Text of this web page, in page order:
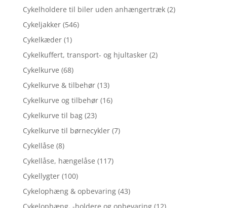
Cykelholdere til biler uden anhængertræk (2)
Cykeljakker (546)
Cykelkæder (1)
Cykelkuffert, transport- og hjultasker (2)
Cykelkurve (68)
Cykelkurve & tilbehør (13)
Cykelkurve og tilbehør (16)
Cykelkurve til bag (23)
Cykelkurve til børnecykler (7)
Cykellåse (8)
Cykellåse, hængelåse (117)
Cykellygter (100)
Cykelophæng & opbevaring (43)